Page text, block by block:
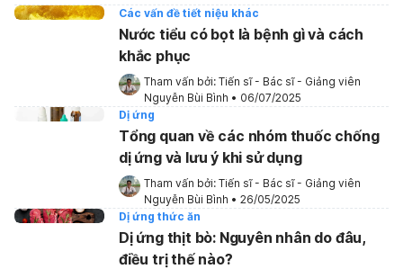
Các vấn đề tiết niệu khác
Nước tiểu có bọt là bệnh gì và cách
khắc phục
Tham vấn bởi: Tiến sĩ - Bác sĩ - Giảng viên
Nguyễn Bùi Bình • 06/07/2025
Dị ứng
Tổng quan về các nhóm thuốc chống
dị ứng và lưu ý khi sử dụng
Tham vấn bởi: Tiến sĩ - Bác sĩ - Giảng viên
Nguyễn Bùi Bình • 26/05/2025
Dị ứng thức ăn
Dị ứng thịt bò: Nguyên nhân do đâu,
điều trị thế nào?